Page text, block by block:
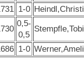
1-0
0,5-
0,5
1-0